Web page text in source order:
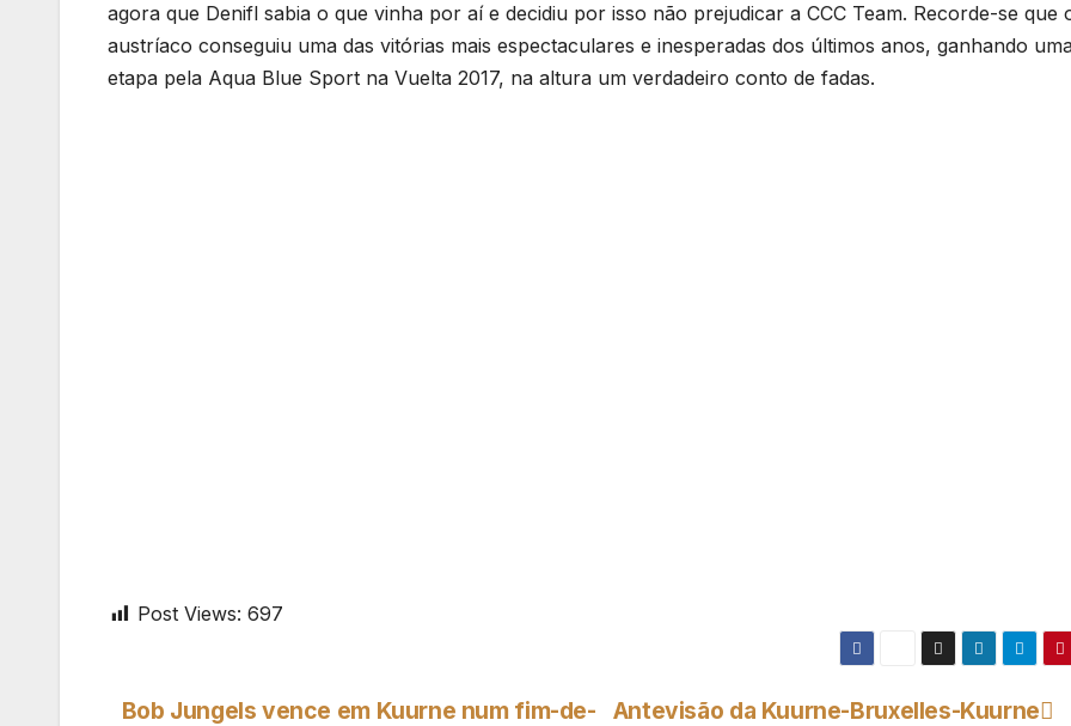
agora que Denifl sabia o que vinha por aí e decidiu por isso não prejudicar a CCC Team. Recorde-se que
austríaco conseguiu uma das vitórias mais espectaculares e inesperadas dos últimos anos, ganhando
etapa pela Aqua Blue Sport na Vuelta 2017, na altura um verdadeiro conto de fadas.
Post Views: 697
Antevisão da Kuurne-Bruxelles-Kuurne
Bob Jungels vence em Kuurne num fim-de-